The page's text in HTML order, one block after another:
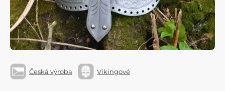
Česká výroba Vikingové